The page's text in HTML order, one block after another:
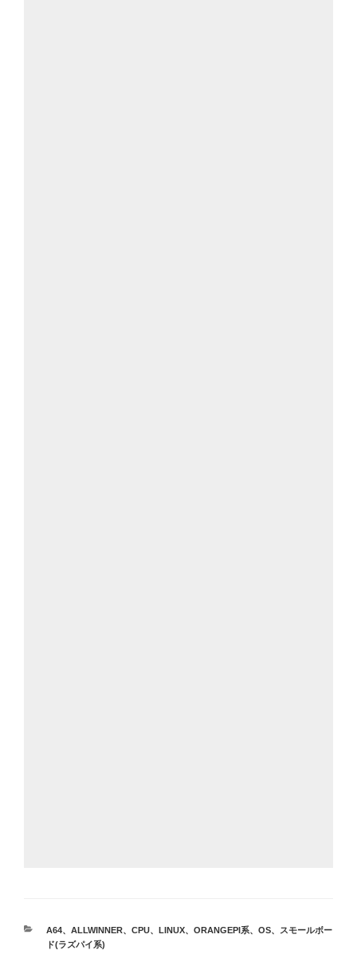
カ
テ
A64、 ALLWINNER、 CPU、 LINUX、 ORANGEPI系、 OS、
スモールボー
ド(ラズパイ系)